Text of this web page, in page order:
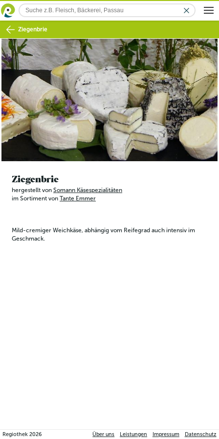
Ziegenbrie
Ziegenbrie
hergestellt von Somann Käsespezialitäten
im Sortiment von Tante Emmer
Mild-cremiger Weichkäse, abhängig vom Reifegrad auch intensiv im
Geschmack.
Regiothek2026 Über uns Leistungen Impressum Datenschutz